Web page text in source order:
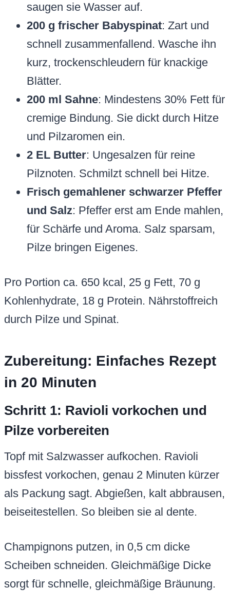
saugen sie Wasser auf.
200 g frischer Babyspinat: Zart und
schnell zusammenfallend. Wasche ihn
kurz, trockenschleudern für knackige
Blätter.
200 ml Sahne: Mindestens 30% Fett für
cremige Bindung. Sie dickt durch Hitze
und Pilzaromen ein.
2 EL Butter: Ungesalzen für reine
Pilznoten. Schmilzt schnell bei Hitze.
Frisch gemahlener schwarzer Pfeffer
und Salz: Pfeffer erst am Ende mahlen,
für Schärfe und Aroma. Salz sparsam,
Pilze bringen Eigenes.
Pro Portion ca. 650 kcal, 25 g Fett, 70 g
Kohlenhydrate, 18 g Protein. Nährstoffreich
durch Pilze und Spinat.
Zubereitung: Einfaches Rezept
in 20 Minuten
Schritt 1: Ravioli vorkochen und
Pilze vorbereiten
Topf mit Salzwasser aufkochen. Ravioli
bissfest vorkochen, genau 2 Minuten kürzer
als Packung sagt. Abgießen, kalt abbrausen,
beiseitestellen. So bleiben sie al dente.
Champignons putzen, in 0,5 cm dicke
Scheiben schneiden. Gleichmäßige Dicke
sorgt für schnelle, gleichmäßige Bräunung.